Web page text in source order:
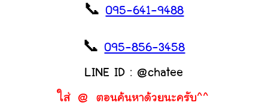
📞095-641-9488
📞095-856-3458
LINE ID : @chatee
ใส่ @ ตอนค้นหาด้วยนะครับ^^